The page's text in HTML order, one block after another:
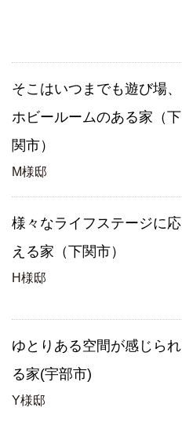
そこはいつまでも遊び場、
ホビールームのある家（下
関市）
M様邸
様々なライフステージに応
える家（下関市）
H様邸
ゆとりある空間が感じられ
る家(宇部市)
Y様邸